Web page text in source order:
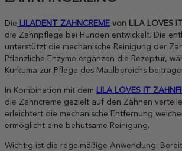
Die LILADENT ZAHNCREME von LILA LOVES IT
die Zahnpflege bei Hunden entwickelt. Die
unterstützt die mechanische Reinigung der
Pflanzliche Enzyme ergänzen die Rezeptur,
Kurkuma zur Pflege des Maulbereichs
In Kombination mit dem LILA LOVES IT
die Zahncreme gezielt auf den Zähnen
erleichtert die mechanische Entfernung
ermöglicht eine behutsame Reinigung.
Wichtig ist die regelmäßige Anwendung: